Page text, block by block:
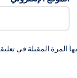
المرة المقبلة في